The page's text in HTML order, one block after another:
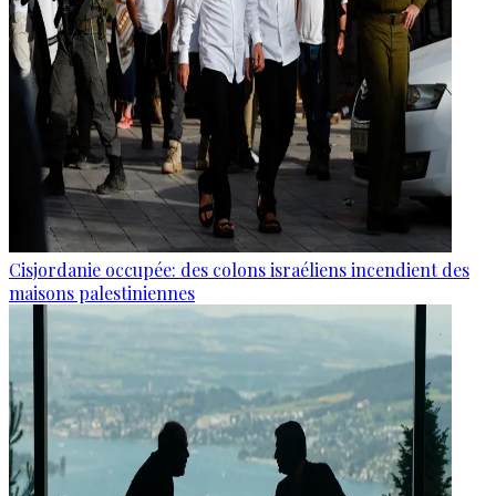
Cisjordanie occupée: des colons israéliens incendient des
maisons palestiniennes